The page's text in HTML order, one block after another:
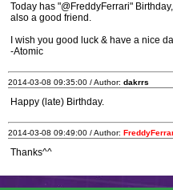
Today has "@FreddyFerrari"
also a good friend.
I wish you good luck & have a nice
-Atomic
2014-03-08 09:35:00 / Author: dakrrs
Happy (late) Birthday.
2014-03-08 09:49:00 / Author:
Thanks^^